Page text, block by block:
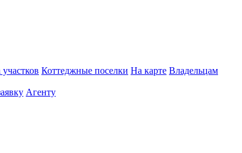
Коттеджные поселки На карте Владельцам
Агенту